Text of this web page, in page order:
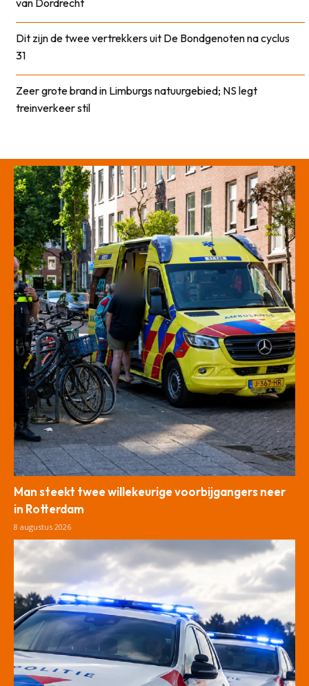
van Dordrecht
Dit zijn de twee vertrekkers uit De Bondgenoten na cyclus
31
Zeer grote brand in Limburgs natuurgebied; NS legt
treinverkeer stil
Man steekt twee willekeurige voorbijgangers neer
in Rotterdam
8 augustus 2026